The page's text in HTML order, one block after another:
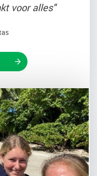
voor alles"